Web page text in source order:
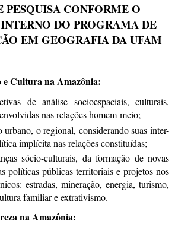
PESQUISA CONFORME O
DO PROGRAMA DE
EM GEOGRAFIA DA UFAM
Cultura na Amazônia:
de análise socioespaciais, culturais,
nas relações homem-meio;
urbano, o regional, considerando suas inter-
implícita nas relações constituídas;
sócio-culturais, da formação de novas
políticas públicas territoriais e projetos nos
estradas, mineração, energia, turismo,
familiar e extrativismo.
na Amazônia: